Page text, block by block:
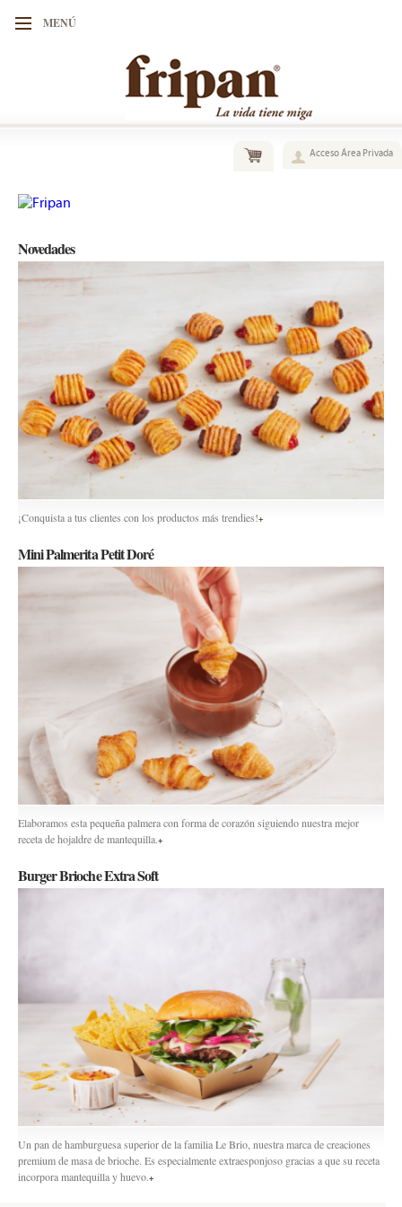
MENÚ
Acceso Área Privada
Novedades
¡Conquista a tus clientes con los productos más trendies!+
Mini Palmerita Petit Doré
Elaboramos esta pequeña palmera con forma de corazón siguiendo nuestra mejor
receta de hojaldre de mantequilla.+
Burger Brioche Extra Soft
Un pan de hamburguesa superior de la familia Le Brio, nuestra marca de creaciones
premium de masa de brioche. Es especialmente extraesponjoso gracias a que su receta
incorpora mantequilla y huevo.+